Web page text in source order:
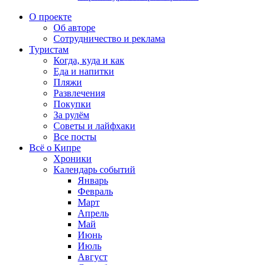
О проекте
Об авторе
Сотрудничество и реклама
Туристам
Когда, куда и как
Еда и напитки
Пляжи
Развлечения
Покупки
За рулём
Советы и лайфхаки
Все посты
Всё о Кипре
Хроники
Календарь событий
Январь
Февраль
Март
Апрель
Май
Июнь
Июль
Август